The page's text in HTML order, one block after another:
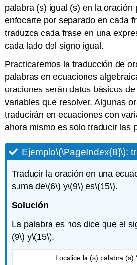
palabra (s) igual (s) en la oración
enfocarte por separado en cada
traduzca cada frase en una
cada lado del signo igual.
Practicaremos la traducción de
palabras en ecuaciones
oraciones serán datos básicos
variables que resolver. Algunas
traducirán en ecuaciones con
ahora mismo es sólo traducir las
Ejemplo\(\PageIndex{8}\):
Traducir la oración en una
suma de\(6\) y\(9\) es\(15\).
Solución
La palabra es nos dice que el
(9\) y\(15\).
Localice la (s) palabra (s)